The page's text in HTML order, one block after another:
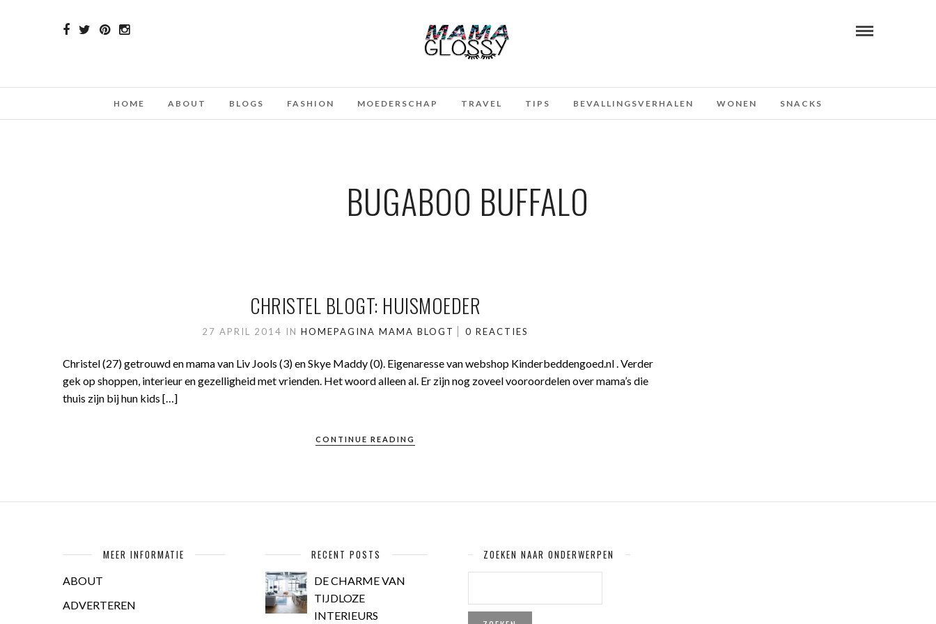
HOME ABOUT BLOGS FASHION MOEDERSCHAP TRAVEL TIPS BEVALLINGSVERHALEN WONEN SNACKS
BUGABOO BUFFALO
CHRISTEL BLOGT: HUISMOEDER
27 APRIL 2014 INHOMEPAGINA MAMA BLOGT 0 REACTIES
Christel (27) getrouwd en mama van Liv Jools (3) en Skye Maddy (0). Eigenaresse van webshop Kinderbeddengoed.nl . Verder
gek op shoppen, interieur en gezelligheid met vrienden. Het woord alleen al. Er zijn nog zoveel vooroordelen over mama’s die
thuis zijn bij hun kids […]
CONTINUE READING
MEER INFORMATIE
ABOUT
ADVERTEREN
RECENT POSTS
DE CHARME VAN
TIJDLOZE
INTERIEURS
ZOEKEN NAAR ONDERWERPEN